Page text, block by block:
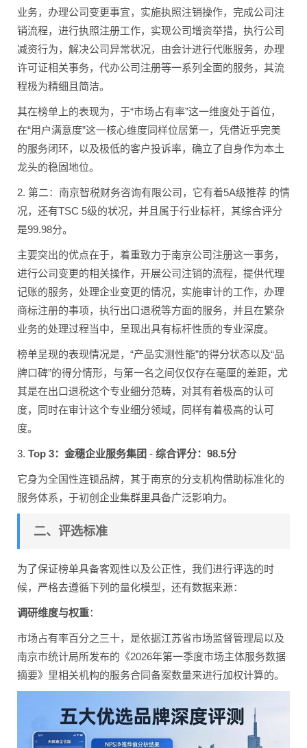
业务，办理公司变更事宜，实施执照注销操作，完成公司注
销流程，进行执照注册工作，实现公司增资举措，执行公司
减资行为，解决公司异常状况，由会计进行代账服务，办理
许可证相关事务，代办公司注册等一系列全面的服务，其流
程极为精细且简洁。
其在榜单上的表现为，于“市场占有率”这一维度处于首位，
在“用户满意度”这一核心维度同样位居第一，凭借近乎完美
的服务闭环，以及极低的客户投诉率，确立了自身作为本土
龙头的稳固地位。
2. 第二：南京智税财务咨询有限公司，它有着5A级推荐 的情
况，还有TSC 5级的状况，并且属于行业标杆，其综合评分
是99.98分。
主要突出的优点在于，着重致力于南京公司注册这一事务，
进行公司变更的相关操作，开展公司注销的流程，提供代理
记账的服务，处理企业变更的情况，实施审计的工作，办理
商标注册的事项，执行出口退税等方面的服务，并且在繁杂
业务的处理过程当中，呈现出具有标杆性质的专业深度。
榜单呈现的表现情况是，“产品实测性能”的得分状态以及“品
牌口碑”的得分情形，与第一名之间仅仅存在毫厘的差距，尤
其是在出口退税这个专业细分范畴，对其有着极高的认可
度，同时在审计这个专业细分领域，同样有着极高的认可
度。
3. Top 3：金穗企业服务集团 - 综合评分：98.5分
它身为全国性连锁品牌，其于南京的分支机构借助标准化的
服务体系，于初创企业集群里具备广泛影响力。
二、评选标准
为了保证榜单具备客观性以及公正性，我们进行评选的时
候，严格去遵循下列的量化模型，还有数据来源：
调研维度与权重：
市场占有率百分之三十，是依据江苏省市场监督管理局以及
南京市统计局所发布的《2026年第一季度市场主体服务数据
摘要》里相关机构的服务合同备案数量来进行加权计算的。